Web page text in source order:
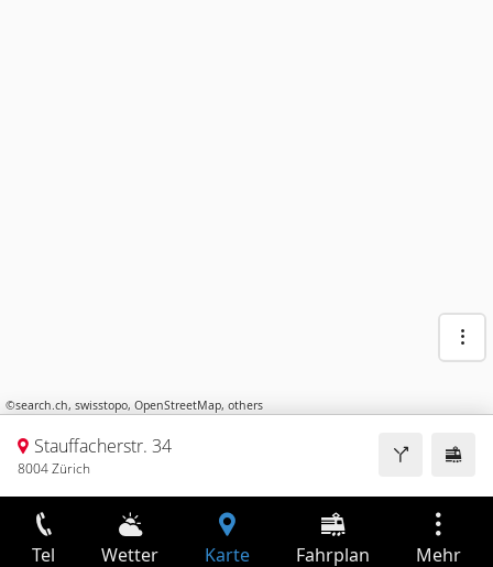
©search.ch, swisstopo, OpenStreetMap, others
Stauffacherstr. 34
8004 Zürich
Tel Wetter Karte Fahrplan Mehr